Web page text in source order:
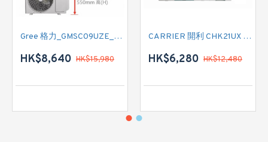
Gree 格力_GMSC09UZE_GMSC12UZE_GMSC18UZC_R32 掛牆變頻式1拖2分體冷氣機 (淨冷型)
HK$8,640 HK$15,980
CARRIER 開利 CHK21UX 二匹半 變頻淨冷窗口式冷氣機 (附遙控)
HK$6,280 HK$12,480